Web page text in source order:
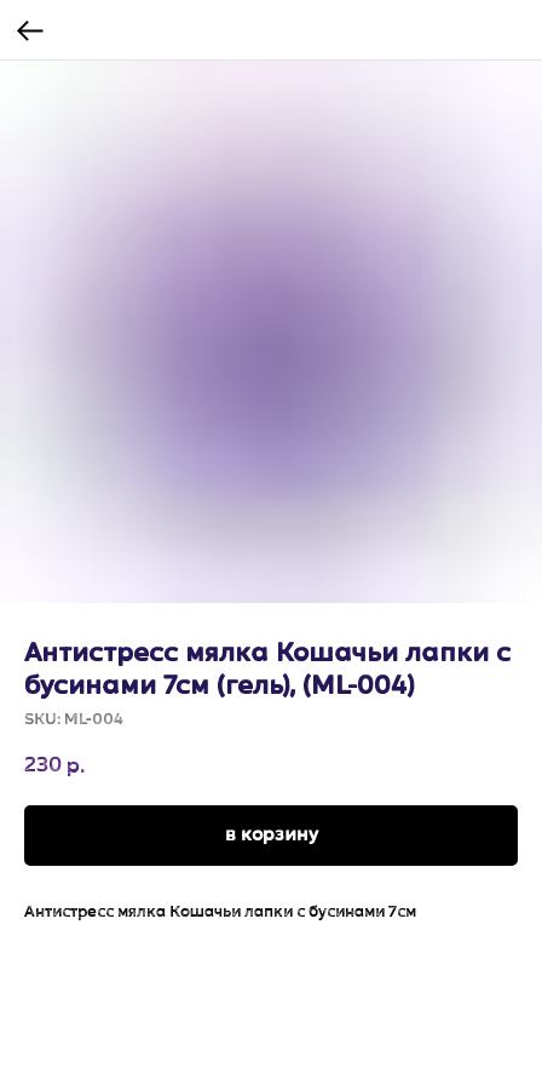
Антистресс мялка Кошачьи лапки с
бусинами 7см (гель), (ML-004)
SKU: ML-004
230 р.
в корзину
Антистресс мялка Кошачьи лапки с бусинами 7см